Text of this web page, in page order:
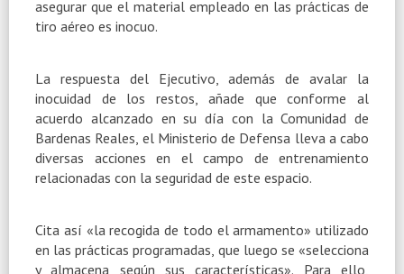
asegurar que el material empleado en las prácticas de
tiro aéreo es inocuo.
La respuesta del Ejecutivo, además de avalar la
inocuidad de los restos, añade que conforme al
acuerdo alcanzado en su día con la Comunidad de
Bardenas Reales, el Ministerio de Defensa lleva a cabo
diversas acciones en el campo de entrenamiento
relacionadas con la seguridad de este espacio.
Cita así «la recogida de todo el armamento» utilizado
en las prácticas programadas, que luego se «selecciona
y almacena según sus características». Para ello,